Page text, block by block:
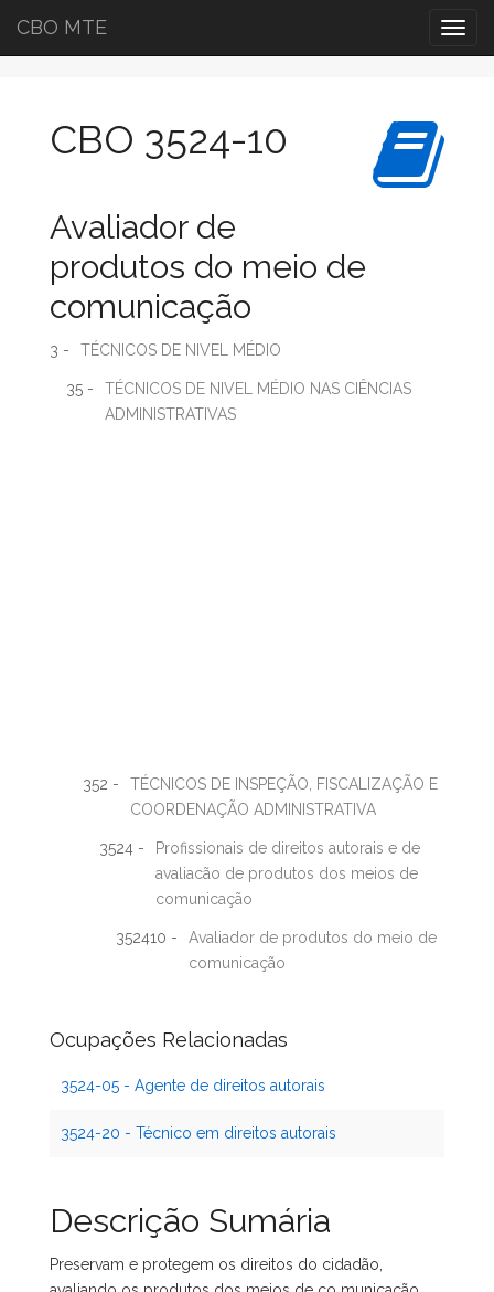
CBO MTE
CBO 3524-10
Avaliador de
produtos do meio de
comunicação
3 - TÉCNICOS DE NIVEL MÉDIO
35 -
TÉCNICOS DE NIVEL MÉDIO NAS CIÊNCIAS
ADMINISTRATIVAS
352 -
TÉCNICOS DE INSPEÇÃO, FISCALIZAÇÃO E
COORDENAÇÃO ADMINISTRATIVA
3524 -
Profissionais de direitos autorais e de
avaliacão de produtos dos meios de
comunicação
352410 -
Avaliador de produtos do meio de
comunicação
Ocupações Relacionadas
3524-05 - Agente de direitos autorais
3524-20 - Técnico em direitos autorais
Descrição Sumária
Preservam e protegem os direitos do cidadão,